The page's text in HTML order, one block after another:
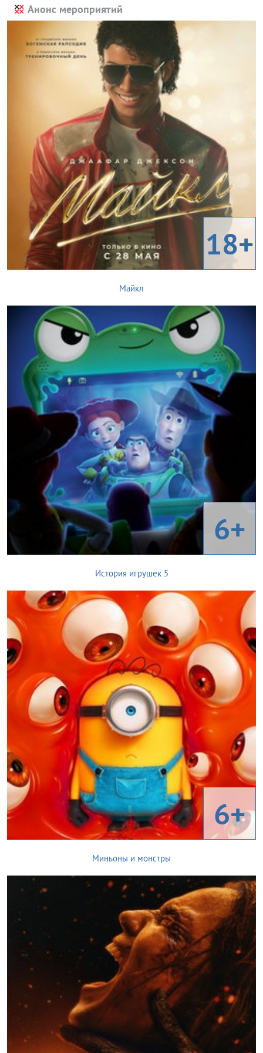
Анонс мероприятий
18+
Майкл
6+
История игрушек 5
6+
Миньоны и монстры